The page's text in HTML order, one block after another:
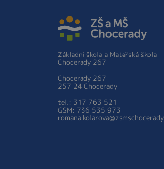
Základní škola a Mateřská škola
Chocerady 267
Chocerady 267
257 24 Chocerady
tel.: 317 763 521
GSM: 736 535 973